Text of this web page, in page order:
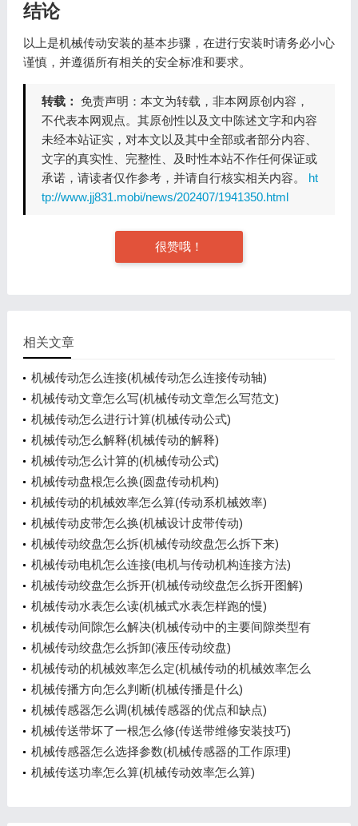
结论
以上是机械传动安装的基本步骤，在进行安装时请务必小心
谨慎，并遵循所有相关的安全标准和要求。
转载： 免责声明：本文为转载，非本网原创内容，
不代表本网观点。其原创性以及文中陈述文字和内容
未经本站证实，对本文以及其中全部或者部分内容、
文字的真实性、完整性、及时性本站不作任何保证或
承诺，请读者仅作参考，并请自行核实相关内容。 ht
tp://www.jj831.mobi/news/202407/1941350.html
很赞哦！
相关文章
机械传动怎么连接(机械传动怎么连接传动轴)
机械传动文章怎么写(机械传动文章怎么写范文)
机械传动怎么进行计算(机械传动公式)
机械传动怎么解释(机械传动的解释)
机械传动怎么计算的(机械传动公式)
机械传动盘根怎么换(圆盘传动机构)
机械传动的机械效率怎么算(传动系机械效率)
机械传动皮带怎么换(机械设计皮带传动)
机械传动绞盘怎么拆(机械传动绞盘怎么拆下来)
机械传动电机怎么连接(电机与传动机构连接方法)
机械传动绞盘怎么拆开(机械传动绞盘怎么拆开图解)
机械传动水表怎么读(机械式水表怎样跑的慢)
机械传动间隙怎么解决(机械传动中的主要间隙类型有
哪些)
机械传动绞盘怎么拆卸(液压传动绞盘)
机械传动的机械效率怎么定(机械传动的机械效率怎么
定值)
机械传播方向怎么判断(机械传播是什么)
机械传感器怎么调(机械传感器的优点和缺点)
机械传送带坏了一根怎么修(传送带维修安装技巧)
机械传感器怎么选择参数(机械传感器的工作原理)
机械传送功率怎么算(机械传动效率怎么算)